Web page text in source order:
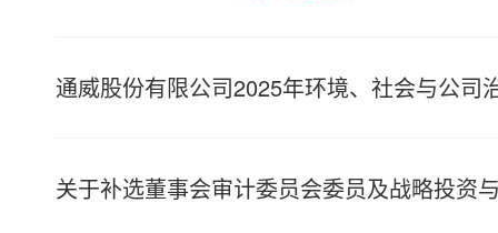
通威股份有限公司2025年环境、社会与公司
关于补选董事会审计委员会委员及战略投资